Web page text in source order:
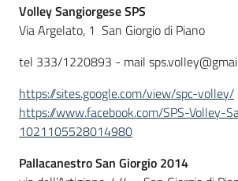
Newsletter
Volley Sangiorgese SPS
Via Argelato, 1 San Giorgio di Piano
tel 333/1220893 - mail
https://sites.google.com/view/spc-volley/
https://www.facebook.com/SPS-Volley-
1021105528014980
Pallacanestro San Giorgio 2014